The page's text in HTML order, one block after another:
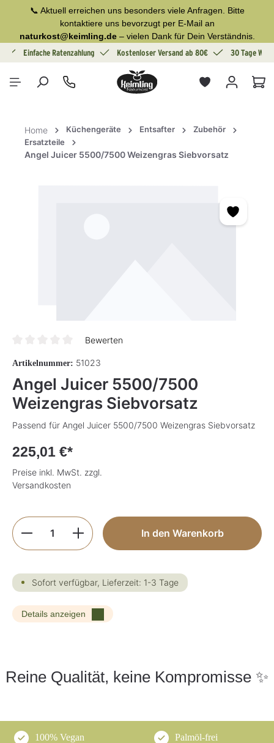
springen
📞 Aktuell erreichen uns besonders viele Anfragen. Bitte
kontaktiere uns bevorzugt per E-Mail an
naturkost@keimling.de– vielen Dank für Dein Verständnis.
Einfache Ratenzahlung Kostenloser Versand ab 80€ 30 Tage
Home Küchengeräte Entsafter
Zubehör
Ersatzteile
Angel Juicer 5500/7500 Weizengras Siebvorsatz
Bewerten
Artikelnummer: 51023
Angel Juicer 5500/7500
Weizengras Siebvorsatz
Passend für Angel Juicer 5500/7500 Weizengras Siebvorsatz
225,01 €*
Preise inkl. MwSt. zzgl.
Versandkosten
Produkt Anzahl: Gib den gewünschten
In den Warenkorb
Sofort verfügbar, Lieferzeit: 1-3 Tage
Details anzeigen
Reine Qualität, keine Kompromisse ✨
100% Vegan Palmöl-frei